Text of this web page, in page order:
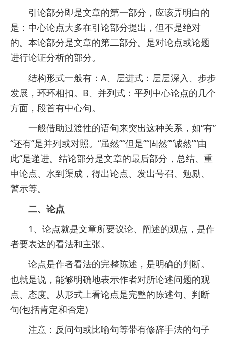
引论部分即是文章的第一部分，应该弄明白的
是：中心论点大多在引论部分提出，但不是绝对
的。本论部分是文章的第二部分。是对论点或论题
进行论证分析的部分。
结构形式一般有：A、层进式：层层深入、步步
发展，环环相扣。B、并列式：平列中心论点的几个
方面，段首有中心句。
一般借助过渡性的语句来突出这种关系，如“有”
“还有”是并列或对照。“虽然”“但是”“固然”“诚然”“由
此”是递进。结论部分是文章的最后部分，总结、重
申论点、水到渠成，得出论点、发出号召、勉励、
警示等。
二、论点
1、论点就是文章所要议论、阐述的观点，是作
者要表达的看法和主张。
论点是作者看法的完整陈述，是明确的判断。
也就是说，能够明确地表示作者对所论述问题的观
点、态度。从形式上看论点是完整的陈述句、判断
句(包括肯定和否定)
注意：反问句或比喻句等带有修辞手法的句子